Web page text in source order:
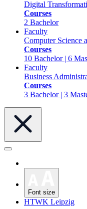
Digital
Courses
2 Bachelor
Faculty
Computer Science
Courses
10 Bachelor | 6
Faculty
Business
Courses
3 Bachelor | 3
Font size
HTWK Leipzig